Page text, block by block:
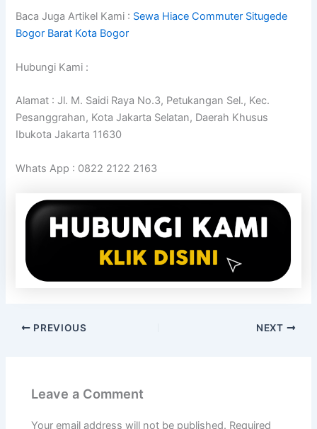
Baca Juga Artikel Kami : Sewa Hiace Commuter Situgede
Bogor Barat Kota Bogor
Hubungi Kami :
Alamat : Jl. M. Saidi Raya No.3, Petukangan Sel., Kec.
Pesanggrahan, Kota Jakarta Selatan, Daerah Khusus
Ibukota Jakarta 11630
Whats App : 0822 2122 2163
PREVIOUS NEXT
Leave a Comment
Your email address will not be published. Required